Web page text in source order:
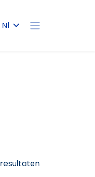
Nl
resultaten